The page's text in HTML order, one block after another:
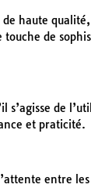
haute
de
de
et praticité.
entre